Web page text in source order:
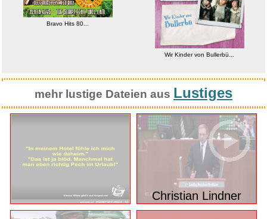
Bravo Hits 80...
Wir Kinder von Bullerbü...
mehr lustige Dateien aus Lustiges
Christian Lindner